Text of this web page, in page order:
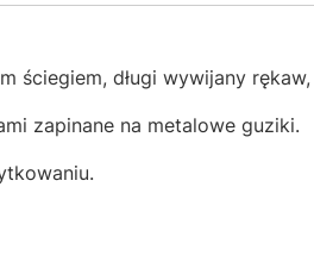
ściegiem, długi wywijany
zapinane na metalowe guziki.